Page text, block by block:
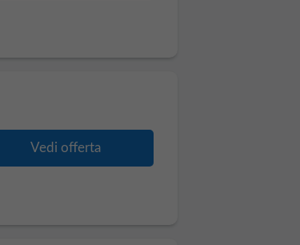
Vedi offerta